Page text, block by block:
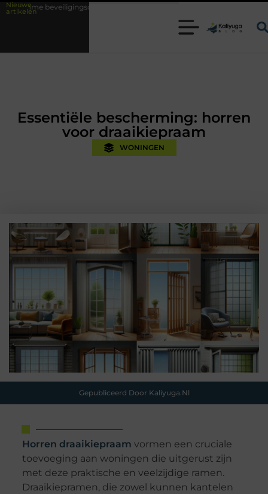
Nieuwe
artikelen met kennis uit de praktijk
Essentiële bescherming: horren
voor draaikiepraam
WONINGEN
Gepubliceerd Door Kaliyuga.nl
Horren draaikiepraam vormen een cruciale
toevoeging aan woningen die uitgerust zijn
met deze praktische en veelzijdige ramen.
Draaikiepramen, die zowel kunnen kantelen